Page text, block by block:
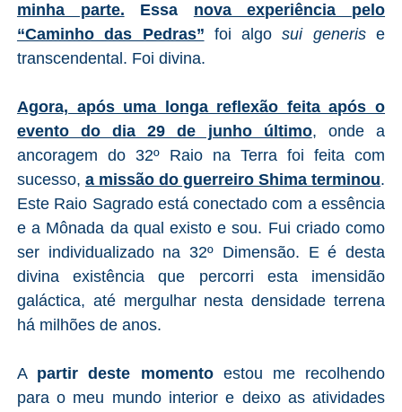
minha parte. Essa nova experiência pelo
“Caminho das Pedras” foi algosui generise
transcendental. Foi divina.
Agora, após uma longa reflexão feita após o
evento do dia 29 de junho último, onde a
ancoragem do 32º Raio na Terra foi feita com
sucesso, a missão do guerreiro Shima terminou.
Este Raio Sagrado está conectado com a essência
e a Mônada da qual existo e sou. Fui criado como
ser individualizado na 32º Dimensão. E é desta
divina existência que percorri esta imensidão
galáctica, até mergulhar nesta densidade terrena
há milhões de anos.
A partir deste momentoestou me recolhendo
para o meu mundo interior e deixo as atividades